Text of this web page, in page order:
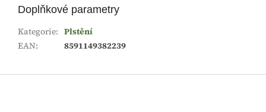
Doplňkové parametry
Kategorie: Plstění
EAN: 8591149382239